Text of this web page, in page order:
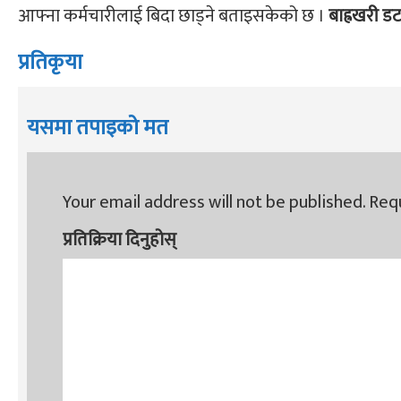
आफ्ना कर्मचारीलाई बिदा छाड्ने बताइसकेको छ । बाह्रखरी
प्रतिकृया
यसमा तपाइको मत
Your email address will not be published.
प्रतिक्रिया दिनुहोस्